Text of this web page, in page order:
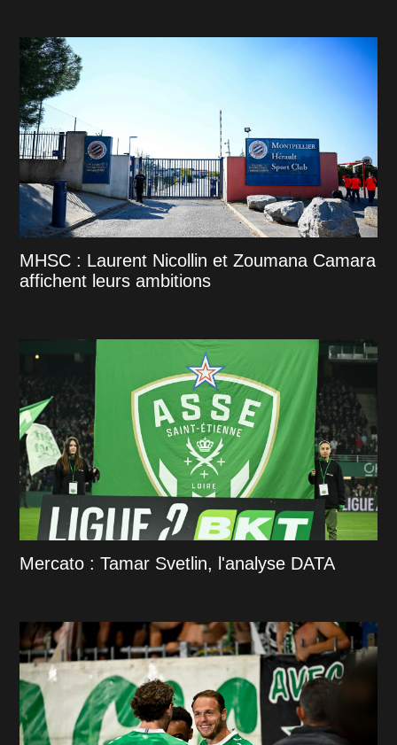
MHSC : Laurent Nicollin et Zoumana Camara
affichent leurs ambitions
Mercato : Tamar Svetlin, l'analyse DATA